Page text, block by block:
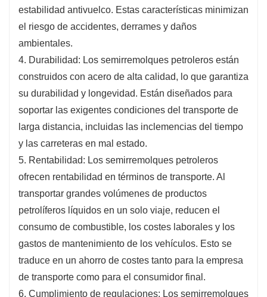
estabilidad antivuelco. Estas características minimizan
el riesgo de accidentes, derrames y daños
ambientales.
4. Durabilidad: Los semirremolques petroleros están
construidos con acero de alta calidad, lo que garantiza
su durabilidad y longevidad. Están diseñados para
soportar las exigentes condiciones del transporte de
larga distancia, incluidas las inclemencias del tiempo
y las carreteras en mal estado.
5. Rentabilidad: Los semirremolques petroleros
ofrecen rentabilidad en términos de transporte. Al
transportar grandes volúmenes de productos
petrolíferos líquidos en un solo viaje, reducen el
consumo de combustible, los costes laborales y los
gastos de mantenimiento de los vehículos. Esto se
traduce en un ahorro de costes tanto para la empresa
de transporte como para el consumidor final.
6. Cumplimiento de regulaciones: Los semirremolques